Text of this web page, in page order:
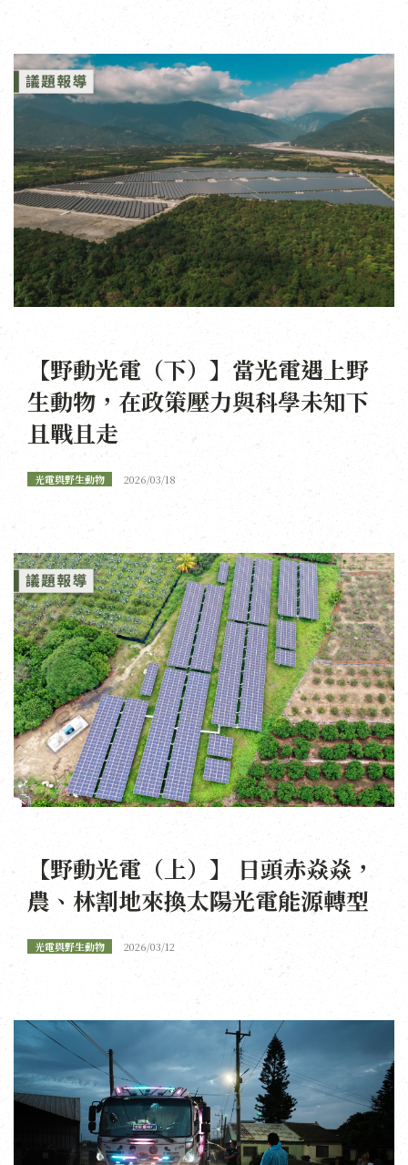
【野動光電（下）】當光電遇上野
生動物，在政策壓力與科學未知下
且戰且走
光電與野生動物 2026/03/18
【野動光電（上）】 日頭赤焱焱，
農、林割地來換太陽光電能源轉型
光電與野生動物 2026/03/12